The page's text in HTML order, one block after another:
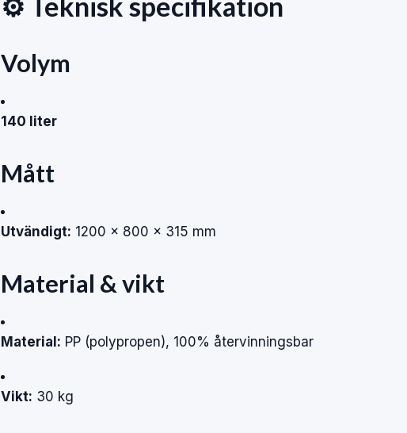
Volym
140 liter
Mått
Utvändigt: 1200 × 800 × 315 mm
Material & vikt
Material: PP (polypropen), 100% återvinningsbar
Vikt: 30 kg